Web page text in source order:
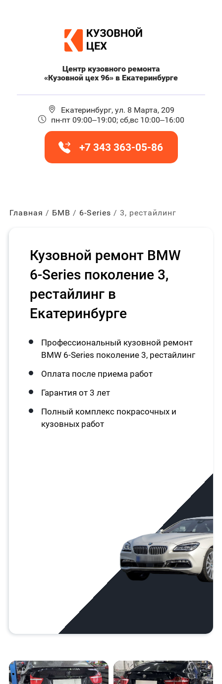
Центр кузовного ремонта
«Кузовной цех 96» в Екатеринбурге
Екатеринбург, ул. 8 Марта, 209
пн-пт 09:00–19:00; сб,вс 10:00–16:00
+7 343 363-05-86
Главная БМВ 6-Series 3, рестайлинг
Кузовной ремонт BMW
6-Series поколение 3,
рестайлинг в
Екатеринбурге
Профессиональный кузовной ремонт
BMW 6-Series поколение 3, рестайлинг
Оплата после приема работ
Гарантия от 3 лет
Полный комплекс покрасочных и
кузовных работ